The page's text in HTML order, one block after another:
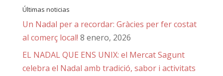
Últimas noticias
Un Nadal per a recordar: Gràcies per fer costat
al comerç local! 8 enero, 2026
EL NADAL QUE ENS UNIX: el Mercat Sagunt
celebra el Nadal amb tradició, sabor i activitats